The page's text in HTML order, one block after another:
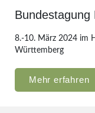
8.-10. März 2024 im
Württemberg
Mehr erfahren